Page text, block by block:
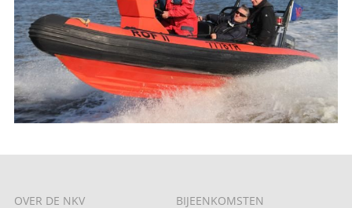
OVER DE NKV BIJEENKOMSTEN